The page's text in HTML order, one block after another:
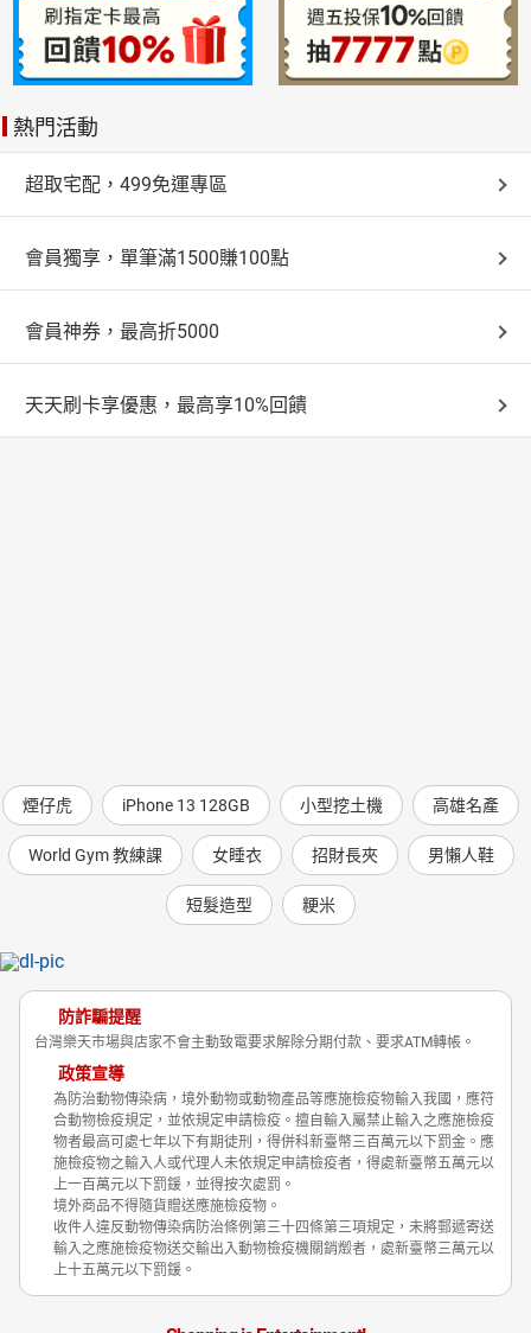
熱門活動
超取宅配，499免運專區
會員獨享，單筆滿1500賺100點
會員神券，最高折5000
天天刷卡享優惠，最高享10%回饋
煙仔虎 iPhone 13 128GB 小型挖土機 高雄名產
World Gym 教練課 女睡衣 招財長夾 男懶人鞋
短髮造型 粳米
防詐騙提醒
台灣樂天市場與店家不會主動致電要求解除分期付款、要求ATM轉帳。
政策宣導
為防治動物傳染病，境外動物或動物產品等應施檢疫物輸入我國，應符
合動物檢疫規定，並依規定申請檢疫。擅自輸入屬禁止輸入之應施檢疫
物者最高可處七年以下有期徒刑，得併科新臺幣三百萬元以下罰金。應
施檢疫物之輸入人或代理人未依規定申請檢疫者，得處新臺幣五萬元以
上一百萬元以下罰鍰，並得按次處罰。
境外商品不得隨貨贈送應施檢疫物。
收件人違反動物傳染病防治條例第三十四條第三項規定，未將郵遞寄送
輸入之應施檢疫物送交輸出入動物檢疫機關銷燬者，處新臺幣三萬元以
上十五萬元以下罰鍰。